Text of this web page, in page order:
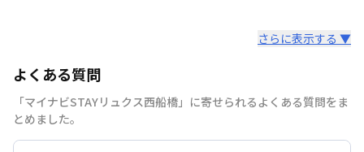
禁煙・喫煙
さらに表示する ▼
よくある質問
「マイナビSTAYリュクス西船橋」に寄せられるよくある質問をま
とめました。